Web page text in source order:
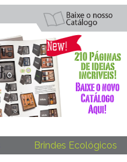
Brindes Ecológicos